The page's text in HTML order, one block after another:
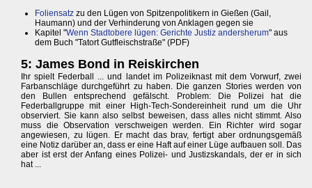
Foliensatz zu den Lügen von Spitzenpolitikern in Gießen (Gail,
Haumann) und der Verhinderung von Anklagen gegen sie
Kapitel "Wenn Stadtobere lügen: Gerichte Justiz andersherum" aus
dem Buch "Tatort Gutfleischstraße" (PDF)
5: James Bond in Reiskirchen
Ihr spielt Federball ... und landet im Polizeiknast mit dem Vorwurf, zwei
Farbanschläge durchgeführt zu haben. Die ganzen Stories werden von
den Bullen entsprechend gefälscht. Problem: Die Polizei hat die
Federballgruppe mit einer High-Tech-Sondereinheit rund um die Uhr
observiert. Sie kann also selbst beweisen, dass alles nicht stimmt. Also
muss die Observation verschweigen werden. Ein Richter wird sogar
angewiesen, zu lügen. Er macht das brav, fertigt aber ordnungsgemäß
eine Notiz darüber an, dass er eine Haft auf einer Lüge aufbauen soll. Das
aber ist erst der Anfang eines Polizei- und Justizskandals, der er in sich
hat ...